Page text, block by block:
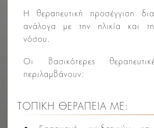
Η θεραπευτική προσέγγιση
ανάλογα με την ηλικία και
νόσου.
Οι βασικότερες
περιλαμβάνουν:
ΤΟΠΙΚΉ ΘΕΡΑΠΕΊΑ ΜΕ: